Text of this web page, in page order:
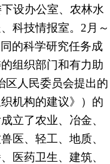
设办公室、农林水
科技情报室。2月～
的科学研究任务成
组织部门和有力助
区人民委员会提出的
机构的建议》）的
立了农业、冶金、
医、轻工、地质、
医药卫生、建筑、